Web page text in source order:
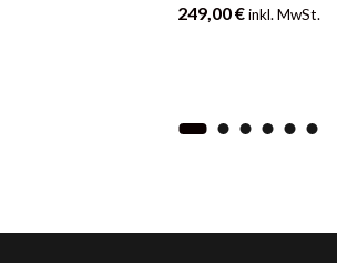
249,00€ inkl. MwSt.